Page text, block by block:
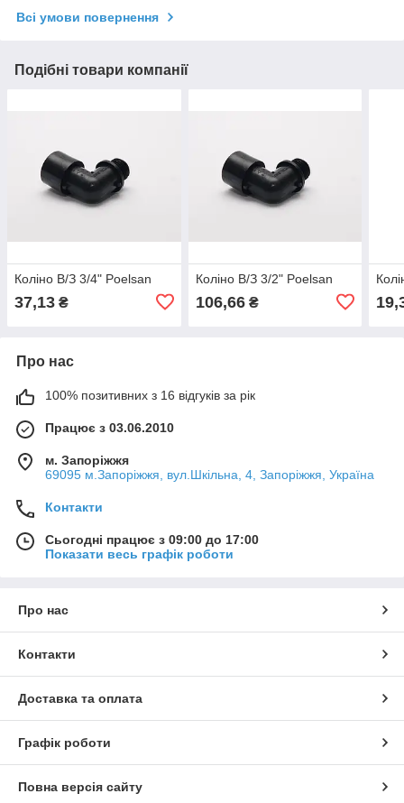
Всі умови повернення
Подібні товари компанії
Коліно В/З 3/4" Poelsan
37,13 ₴
Коліно В/З 3/2" Poelsan
106,66₴
Про нас
100% позитивних з 16 відгуків за рік
Працює з 03.06.2010
м. Запоріжжя
69095 м.Запоріжжя, вул.Шкільна, 4, Запоріжжя, Україна
Контакти
Сьогодні працює з 09:00 до 17:00
Показати весь графік роботи
Про нас
Контакти
Доставка та оплата
Графік роботи
Повна версія сайту